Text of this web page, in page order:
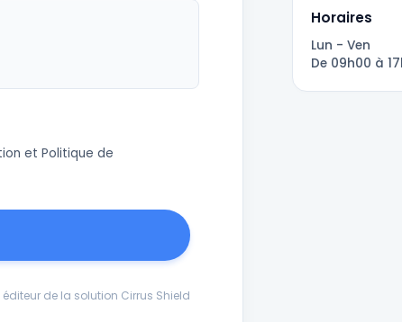
et Politique de
de la solution Cirrus Shield
Horaires
Lun - Ven
De 09h00 à